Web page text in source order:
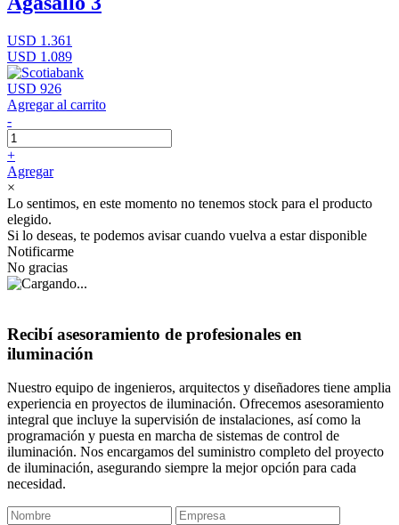
USD 1.361
USD 1.089
USD 926
Agregar al carrito
-
+
Agregar
×
Lo sentimos, en este momento no tenemos stock para el producto
elegido.
Si lo deseas, te podemos avisar cuando vuelva a estar disponible
Notificarme
No gracias
Recibí asesoramiento de profesionales en
iluminación
Nuestro equipo de ingenieros, arquitectos y diseñadores tiene amplia
experiencia en proyectos de iluminación. Ofrecemos asesoramiento
integral que incluye la supervisión de instalaciones, así como la
programación y puesta en marcha de sistemas de control de
iluminación. Nos encargamos del suministro completo del proyecto
de iluminación, asegurando siempre la mejor opción para cada
necesidad.